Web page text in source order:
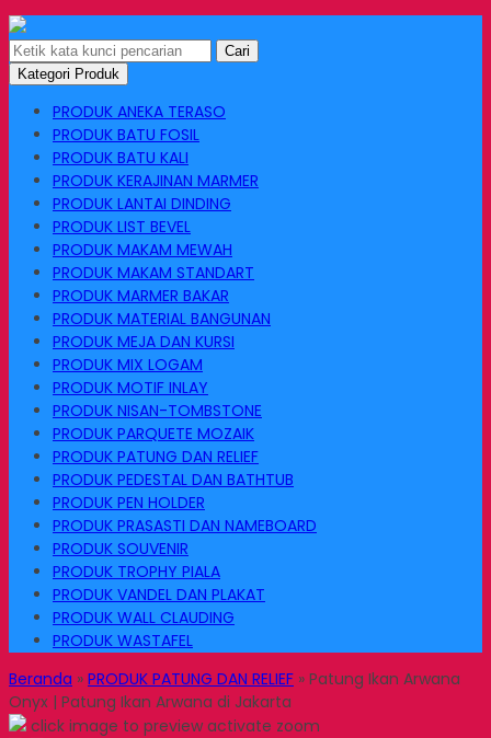
Cari
Kategori Produk
PRODUK ANEKA TERASO
PRODUK BATU FOSIL
PRODUK BATU KALI
PRODUK KERAJINAN MARMER
PRODUK LANTAI DINDING
PRODUK LIST BEVEL
PRODUK MAKAM MEWAH
PRODUK MAKAM STANDART
PRODUK MARMER BAKAR
PRODUK MATERIAL BANGUNAN
PRODUK MEJA DAN KURSI
PRODUK MIX LOGAM
PRODUK MOTIF INLAY
PRODUK NISAN-TOMBSTONE
PRODUK PARQUETE MOZAIK
PRODUK PATUNG DAN RELIEF
PRODUK PEDESTAL DAN BATHTUB
PRODUK PEN HOLDER
PRODUK PRASASTI DAN NAMEBOARD
PRODUK SOUVENIR
PRODUK TROPHY PIALA
PRODUK VANDEL DAN PLAKAT
PRODUK WALL CLAUDING
PRODUK WASTAFEL
Beranda » PRODUK PATUNG DAN RELIEF » Patung Ikan Arwana
Onyx | Patung Ikan Arwana di Jakarta
click image to preview activate zoom